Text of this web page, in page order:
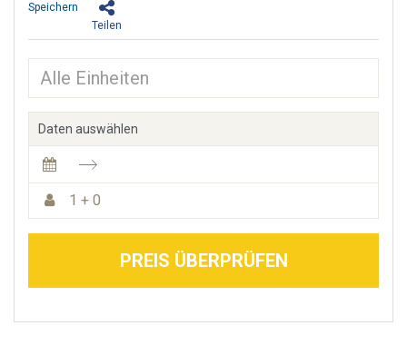
Teilen
Speichern
Daten auswählen
1 + 0
PREIS ÜBERPRÜFEN